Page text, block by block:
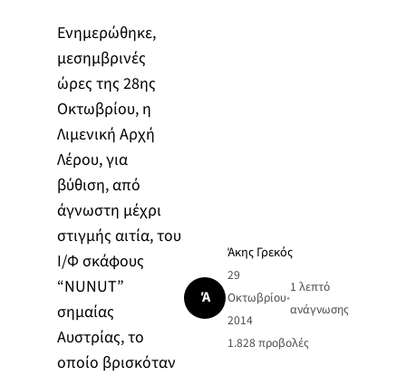
Ενημερώθηκε,
μεσημβρινές
ώρες της 28ης
Οκτωβρίου, η
Λιμενική Αρχή
Λέρου, για
βύθιση, από
άγνωστη μέχρι
στιγμής αιτία, του
Ι/Φ σκάφους
“NUNUT”
σημαίας
Αυστρίας, το
οποίο βρισκόταν
Ά
Άκης Γρεκός
29
Οκτωβρίου
2014
•
1 λεπτό
ανάγνωσης
1.828 προβολές